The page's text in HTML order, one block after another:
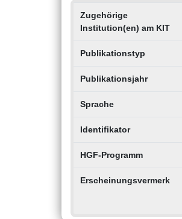
Zugehörige
Institution(en) am KIT
Publikationstyp
Publikationsjahr
Sprache
Identifikator
HGF-Programm
Erscheinungsvermerk